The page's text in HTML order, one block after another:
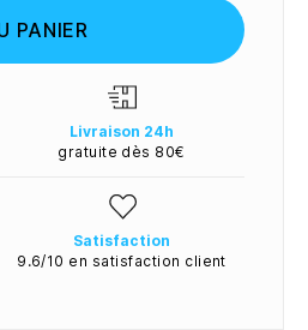
PANIER
Livraison 24h
gratuite dès 80€
Satisfaction
9.6/10 en satisfaction client